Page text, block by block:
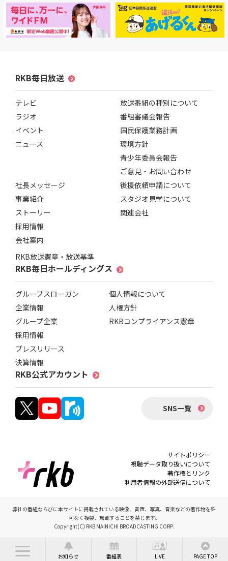
お知らせ 番組表 LIVE PAGE TOP
RKB毎日放送
テレビ
ラジオ
イベント
ニュース
社長メッセージ
事業紹介
ストーリー
採用情報
会社案内
RKB放送憲章・放送基準
放送番組の種別について
番組審議会報告
国民保護業務計画
環境方針
青少年委員会報告
ご意見・お問い合わせ
後援依頼申請について
スタジオ見学について
関連会社
RKB毎日ホールディングス
グループスローガン
企業情報
グループ企業
採用情報
プレスリリース
決算情報
個人情報について
人権方針
RKBコンプライアンス憲章
RKB公式アカウント
SNS一覧
サイトポリシー
視聴データ取り扱いについて
著作権とリンク
利用者情報の外部送信について
弊社の番組ならびに本サイトに掲載されている映像、音声、写真、音楽などの著作物を許
可なく複製、転載することを禁じます。
Copyright(C) RKB MAINICHI BROADCASTING CORP.